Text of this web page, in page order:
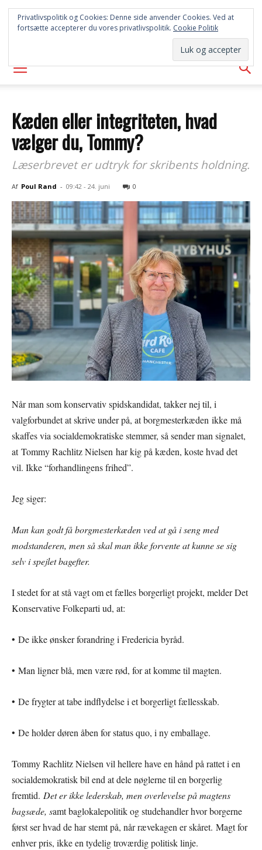
SYD
AVISEN
Kæden eller integriteten, hvad
vælger du, Tommy?
Læserbrevet er udtryk for skribents holdning.
Af Poul Rand - 09:42 - 24. juni 0
Når man som konservativ spidskandidat, takker nej til, i
valgforbundet at skrive under på, at borgmesterkæden ikke må
skaffes via socialdemokratiske stemmer, så sender man signalet,
at Tommy Rachlitz Nielsen har kig på kæden, koste hvad det
vil. Ikke “forhandlingens frihed”.
Jeg siger:
Man kan godt få borgmesterkæden ved at gå i seng med
modstanderen, men så skal man ikke forvente at kunne se sig
selv i spejlet bagefter.
I stedet for at stå vagt om et fælles borgerligt projekt, melder Det
Konservative Folkeparti ud, at:
• De ikke ønsker forandring i Fredericia byråd.
• Man ligner blå, men være rød, for at komme til magten.
• De frygter at tabe indflydelse i et borgerligt fællesskab.
• De holder døren åben for status quo, i ny emballage.
Tommy Rachlitz Nielsen vil hellere have en hånd på rattet i en
socialdemokratisk bil end at dele nøglerne til en borgerlig
fremtid. Det er ikke lederskab, men overlevelse på magtens
bagsæde, samt baglokalepolitik og studehandler hvor borgerne
først ser hvad de har stemt på, når rævekagen er skåret. Magt for
enhver pris, ikke en tydelig troværdig politisk linje.
Privatlivspolitik og Cookies: Denne side anvender Cookies. Ved at
fortsætte accepterer du vores privatlivspolitik. Cookie Politik